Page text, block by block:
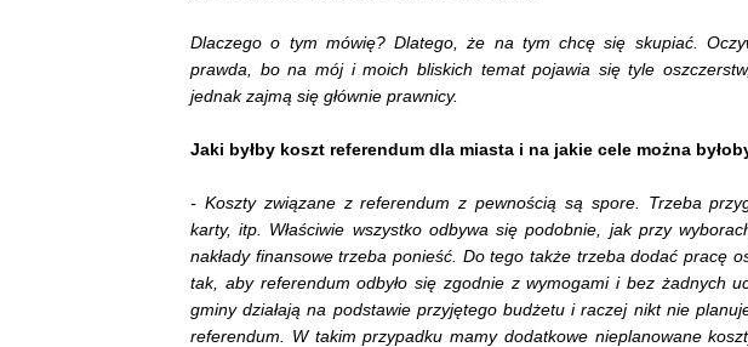
Dlaczego o tym mówię? Dlatego, że na tym chcę się skupiać.
prawda, bo na mój i moich bliskich temat pojawia się tyle
jednak zajmą się głównie prawnicy.
Jaki byłby koszt referendum dla miasta i na jakie cele można
- Koszty związane z referendum z pewnością są spore. Trzeba
karty, itp. Właściwie wszystko odbywa się podobnie, jak przy
nakłady finansowe trzeba ponieść. Do tego także trzeba dodać pracę
tak, aby referendum odbyło się zgodnie z wymogami i bez żadnych
gminy działają na podstawie przyjętego budżetu i raczej nikt nie
referendum. W takim przypadku mamy dodatkowe nieplanowane